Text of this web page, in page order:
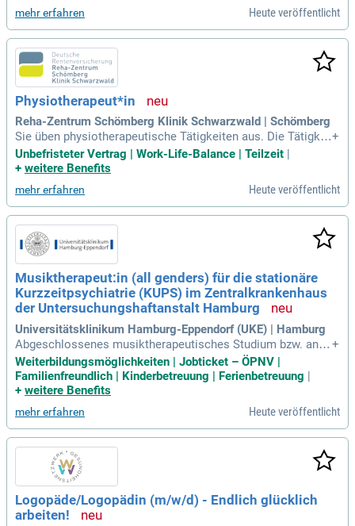
ufserlaubnis als Logopäde
mehr erfahren Heute veröffentlicht
Physiotherapeut*in
Reha-Zentrum Schömberg Klinik Schwarzwald | Schömberg
Sie üben physiotherapeutische Tätigkeiten aus. Die Tätigkei
t ist verbunden mit wechselnden Arbeitszeiten nach Dienstp
lan, auch am Wochenende und an Feiertagen. Sie verfügen ü
otherapeut*in“.
+
Unbefristeter Vertrag | Work-Life-Balance | Teilzeit
+ weitere Benefits
mehr erfahren Heute veröffentlicht
Musiktherapeut:in (all genders) für die stationäre
Kurzzeitpsychiatrie (KUPS) im Zentralkrankenhaus
der Untersuchungshaftanstalt Hamburg
Universitätsklinikum Hamburg-Eppendorf (UKE) | Hamburg
Abgeschlossenes musiktherapeutisches Studium bzw. aner
kannte musiktherapeutische Qualifikation; Idealerweise Erfa
hrung im psychiatrischen Setting; forensische Vorerfahrung
ist ein Plus, aber nicht zwingend; Empathische, ressourceno
+
Weiterbildungsmöglichkeiten | Jobticket – ÖPNV |
Familienfreundlich | Kinderbetreuung | Ferienbetreuung |
+ weitere Benefits
mehr erfahren Heute veröffentlicht
Logopäde/Logopädin (m/w/d) - Endlich glücklich
arbeiten!